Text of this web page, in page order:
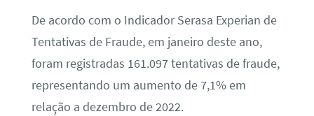
De acordo com o Indicador Serasa Experian de
Tentativas de Fraude, em janeiro deste ano,
foram registradas 161.097 tentativas de fraude,
representando um aumento de 7,1% em
relação a dezembro de 2022.